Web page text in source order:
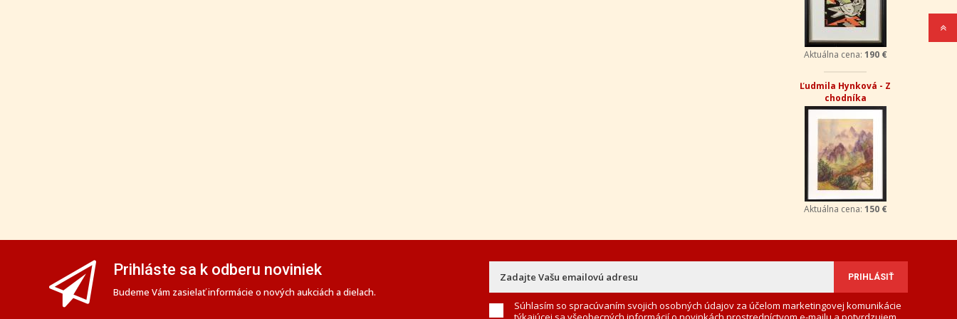
Aktuálna cena: 190 €
Ľudmila Hynková - Z
chodníka
Aktuálna cena: 150 €
Prihláste sa k odberu noviniek
Budeme Vám zasielať informácie o nových aukciách a dielach.
Súhlasím so spracúvaním svojich osobných údajov za účelom marketingovej komunikácie